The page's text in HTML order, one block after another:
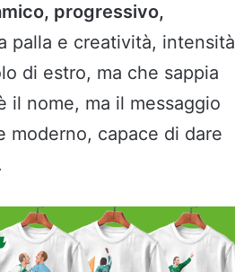
progressivo,
palla e creatività, intensità
di estro, ma che sappia
il nome, ma il messaggio
moderno, capace di dare